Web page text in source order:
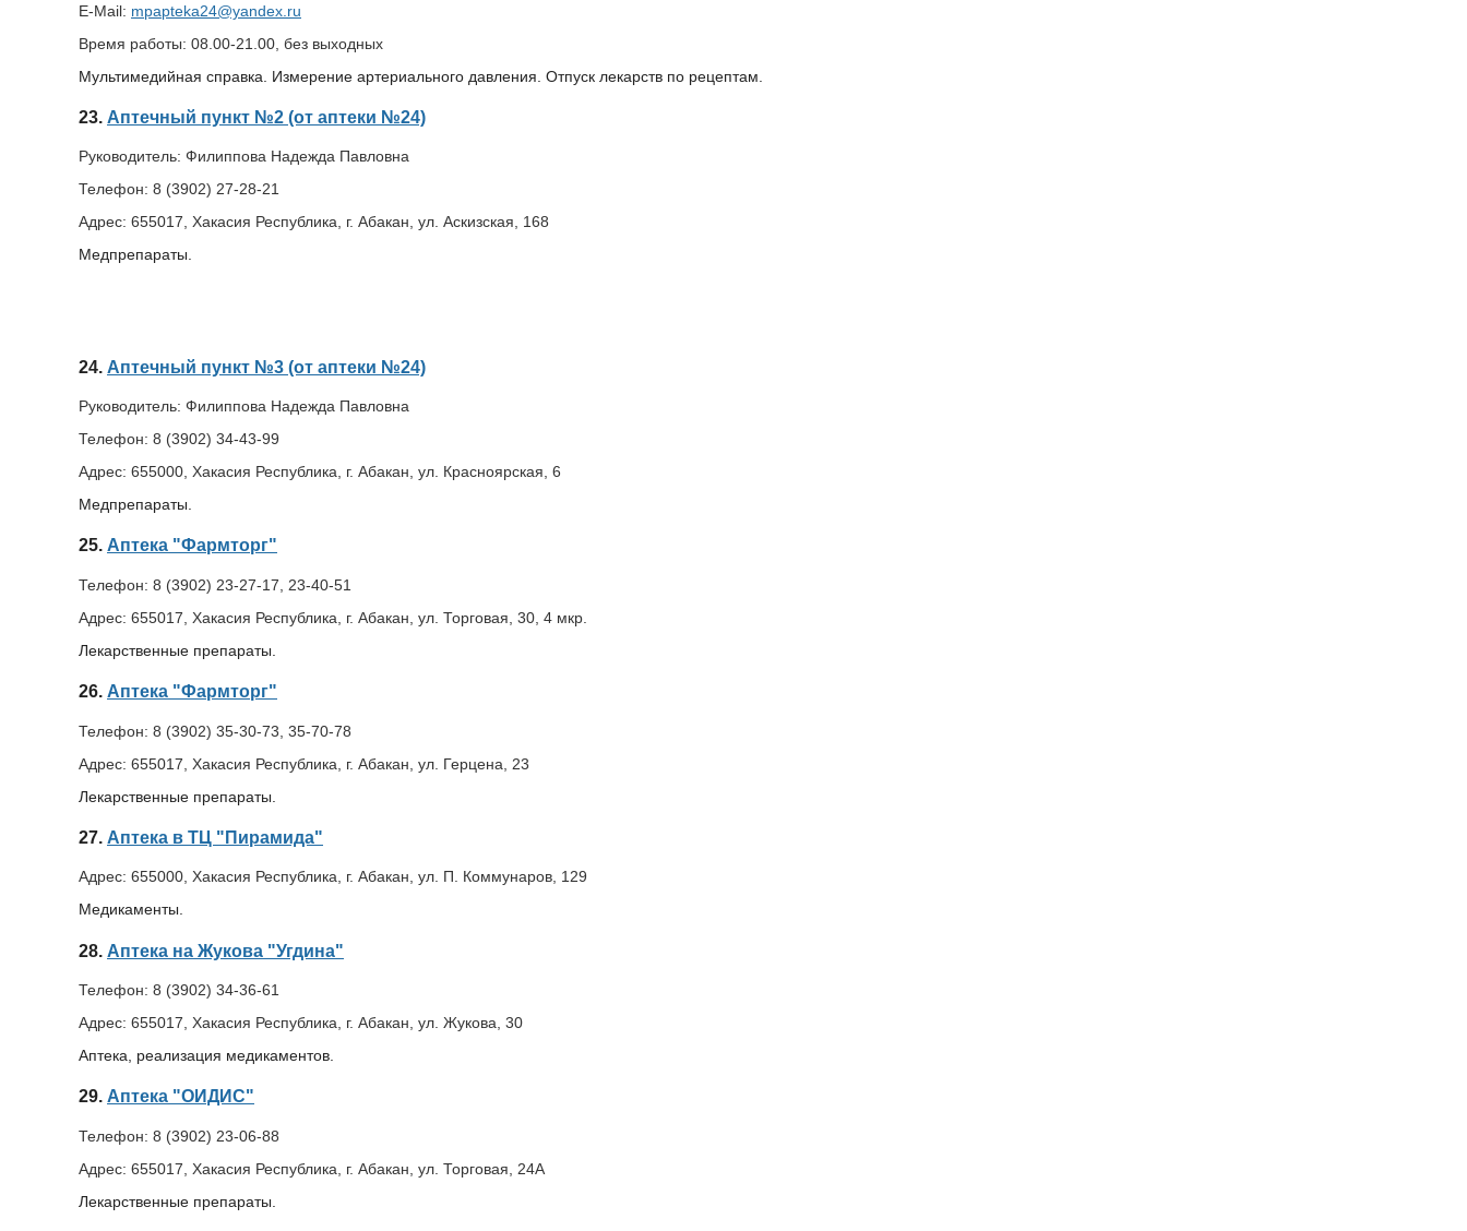
E-Mail: mpapteka24@yandex.ru
Время работы: 08.00-21.00, без выходных
Мультимедийная справка. Измерение артериального давления. Отпуск лекарств по рецептам.
23. Аптечный пункт №2 (от аптеки №24)
Руководитель: Филиппова Надежда Павловна
Телефон: 8 (3902) 27-28-21
Адрес: 655017, Хакасия Республика, г. Абакан, ул. Аскизская, 168
Медпрепараты.
24. Аптечный пункт №3 (от аптеки №24)
Руководитель: Филиппова Надежда Павловна
Телефон: 8 (3902) 34-43-99
Адрес: 655000, Хакасия Республика, г. Абакан, ул. Красноярская, 6
Медпрепараты.
25. Аптека "Фармторг"
Телефон: 8 (3902) 23-27-17, 23-40-51
Адрес: 655017, Хакасия Республика, г. Абакан, ул. Торговая, 30, 4 мкр.
Лекарственные препараты.
26. Аптека "Фармторг"
Телефон: 8 (3902) 35-30-73, 35-70-78
Адрес: 655017, Хакасия Республика, г. Абакан, ул. Герцена, 23
Лекарственные препараты.
27. Аптека в ТЦ "Пирамида"
Адрес: 655000, Хакасия Республика, г. Абакан, ул. П. Коммунаров, 129
Медикаменты.
28. Аптека на Жукова "Угдина"
Телефон: 8 (3902) 34-36-61
Адрес: 655017, Хакасия Республика, г. Абакан, ул. Жукова, 30
Аптека, реализация медикаментов.
29. Аптека "ОИДИС"
Телефон: 8 (3902) 23-06-88
Адрес: 655017, Хакасия Республика, г. Абакан, ул. Торговая, 24А
Лекарственные препараты.